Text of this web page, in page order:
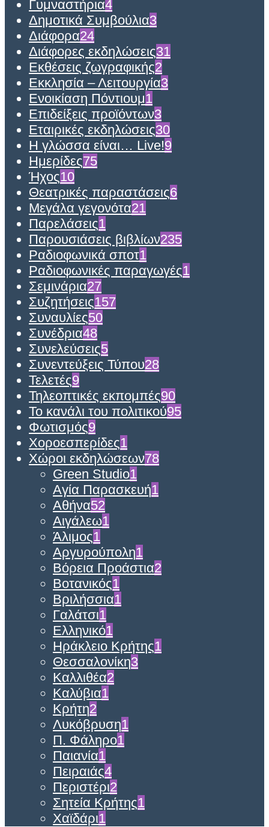
Γυμναστήρια4
Δημοτικά Συμβούλια3
Διάφορα24
Διάφορες εκδηλώσεις31
Εκθέσεις ζωγραφικής2
Εκκλησία – Λειτουργία3
Ενοικίαση Πόντιουμ1
Επιδείξεις προϊόντων3
Εταιρικές εκδηλώσεις30
Η γλώσσα είναι… Live!9
Ημερίδες75
Ήχος10
Θεατρικές παραστάσεις6
Μεγάλα γεγονότα21
Παρελάσεις1
Παρουσιάσεις βιβλίων235
Ραδιοφωνικά σποτ1
Ραδιοφωνικές παραγωγές1
Σεμινάρια27
Συζητήσεις157
Συναυλίες50
Συνέδρια48
Συνελεύσεις5
Συνεντεύξεις Τύπου28
Τελετές9
Τηλεοπτικές εκπομπές90
Το κανάλι του πολιτικού95
Φωτισμός9
Χοροεσπερίδες1
Χώροι εκδηλώσεων78
Green Studio1
Αγία Παρασκευή1
Αθήνα52
Αιγάλεω1
Άλιμος1
Αργυρούπολη1
Βόρεια Προάστια2
Βοτανικός1
Βριλήσσια1
Γαλάτσι1
Ελληνικό1
Ηράκλειο Κρήτης1
Θεσσαλονίκη3
Καλλιθέα2
Καλύβια1
Κρήτη2
Λυκόβρυση1
Π. Φάληρο1
Παιανία1
Πειραιάς4
Περιστέρι2
Σητεία Κρήτης1
Χαϊδάρι1